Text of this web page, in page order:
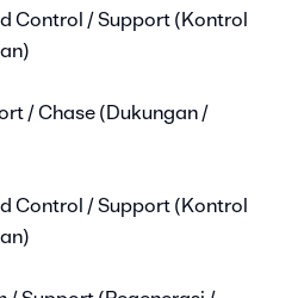
Control / Support (Kontrol
/ Chase (Dukungan /
Control / Support (Kontrol